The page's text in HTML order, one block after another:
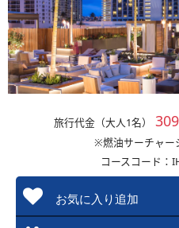
旅行代金（大人1名）
※燃油サーチャー
コースコード：
お気に入り追加